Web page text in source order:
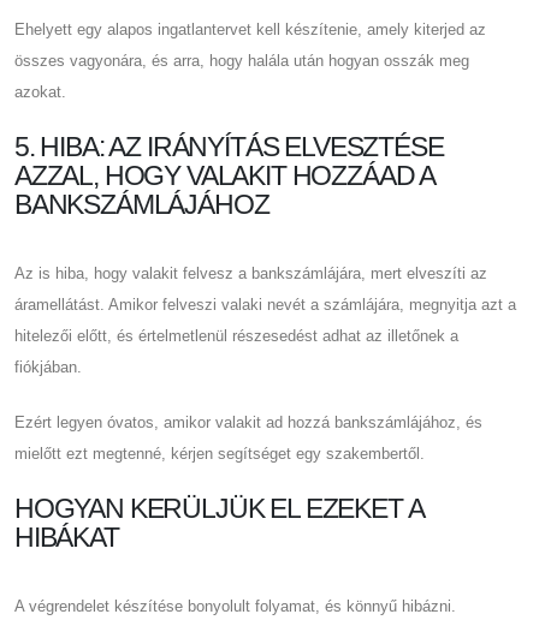
Ehelyett egy alapos ingatlantervet kell készítenie, amely kiterjed az
összes vagyonára, és arra, hogy halála után hogyan osszák meg
azokat.
5. HIBA: AZ IRÁNYÍTÁS ELVESZTÉSE
AZZAL, HOGY VALAKIT HOZZÁAD A
BANKSZÁMLÁJÁHOZ
Az is hiba, hogy valakit felvesz a bankszámlájára, mert elveszíti az
áramellátást. Amikor felveszi valaki nevét a számlájára, megnyitja azt a
hitelezői előtt, és értelmetlenül részesedést adhat az illetőnek a
fiókjában.
Ezért legyen óvatos, amikor valakit ad hozzá bankszámlájához, és
mielőtt ezt megtenné, kérjen segítséget egy szakembertől.
HOGYAN KERÜLJÜK EL EZEKET A
HIBÁKAT
A végrendelet készítése bonyolult folyamat, és könnyű hibázni.